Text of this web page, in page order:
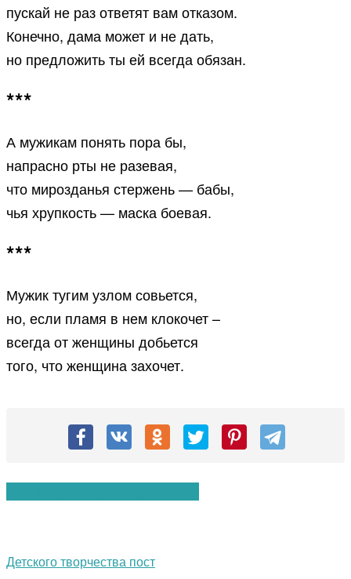
пускай не раз ответят вам отказом.
Конечно, дама может и не дать,
но предложить ты ей всегда обязан.
***
А мужикам понять пора бы,
напрасно рты не разевая,
что мирозданья стержень — бабы,
чья хрупкость — маска боевая.
***
Мужик тугим узлом совьется,
но, если пламя в нем клокочет –
всегда от женщины добьется
того, что женщина захочет.
Детского творчества пост